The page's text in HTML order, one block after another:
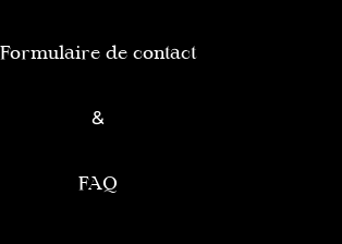
Formulaire de contact
&
FAQ